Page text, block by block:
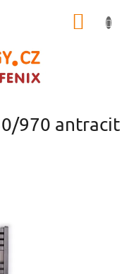
970 antracit